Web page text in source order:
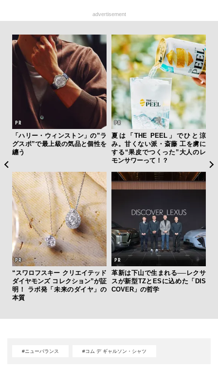
advertisement
「ハリー・ウィンストン」の”ラ
グスポ”で最上級の気品と個性を
纏う
夏は「THE PEEL」でひと涼
み。甘くない派・斎藤 工を虜に
する“果皮でつくった”大人のレ
モンサワーって！？
“スワロフスキー クリエイテッド
ダイヤモンズ コレクション”が証
明！ ラボ発「未来のダイヤ」の
本質
革新は下山で生まれる──レクサ
スが新型TZとESに込めた「DIS
COVER」の哲学
#ニューバランス #コム デ ギャルソン・シャツ